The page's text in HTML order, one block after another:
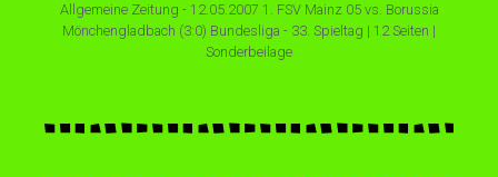
Allgemeine Zeitung - 12.05.2007 1. FSV Mainz 05 vs. Borussia
Mönchengladbach (3:0) Bundesliga - 33. Spieltag | 12 Seiten |
Sonderbeilage